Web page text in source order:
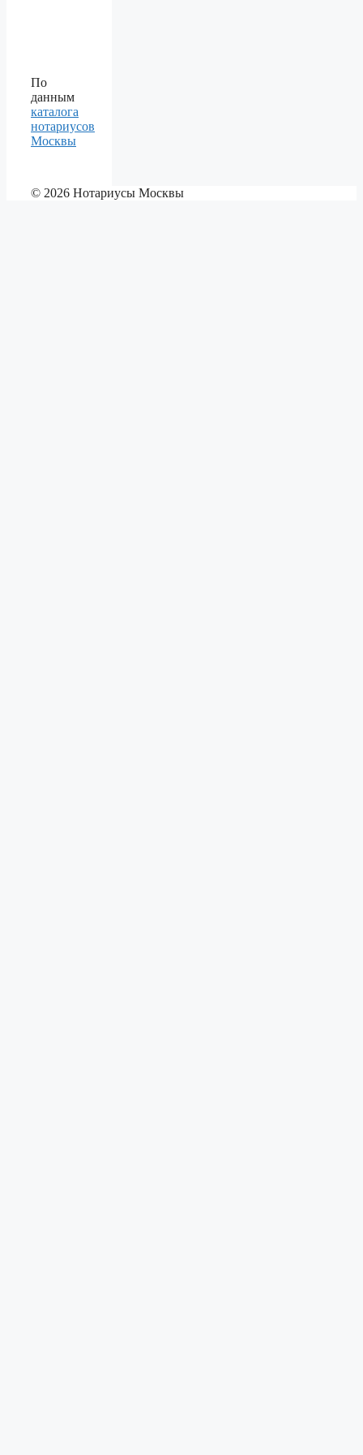
По
данным
каталога
нотариусов
Москвы
© 2026 Нотариусы Москвы